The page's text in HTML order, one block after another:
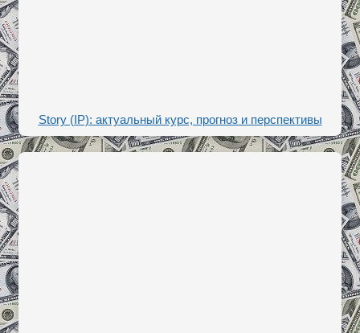
Story (IP): актуальный курс, прогноз и перспективы